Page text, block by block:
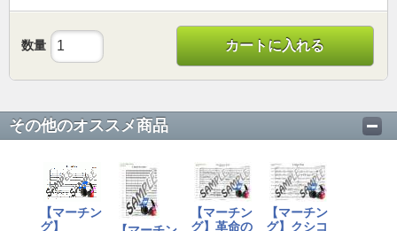
数量 カートに入れる
その他のオススメ商品
【マーチン
グ】
【マーチン
グ】革命の
【マーチン
グ】クシコ